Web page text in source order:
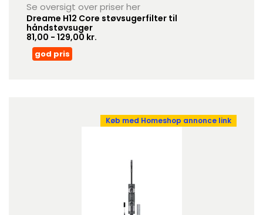
Se oversigt over priser her
Dreame H12 Core støvsugerfilter til
håndstøvsuger
81,00 - 129,00 kr.
god pris
Køb med Homeshop annonce link